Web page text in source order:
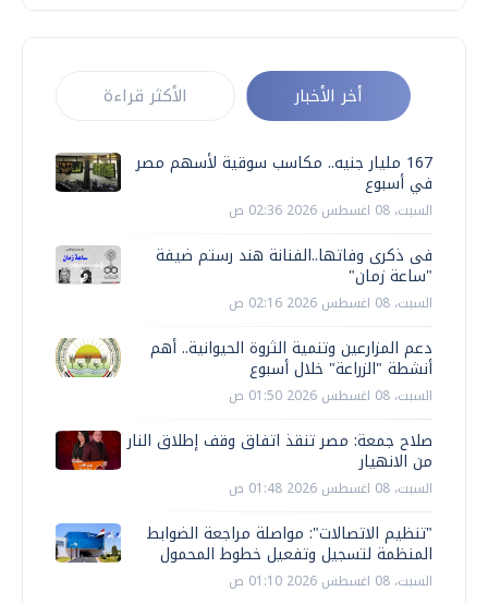
أخر الأخبار الأكثر قراءة
167 مليار جنيه.. مكاسب سوقية لأسهم مصر
في أسبوع
السبت، 08 اغسطس 2026 02:36 ص
فى ذكرى وفاتها..الفنانة هند رستم ضيفة
"ساعة زمان"
السبت، 08 اغسطس 2026 02:16 ص
دعم المزارعين وتنمية الثروة الحيوانية.. أهم
أنشطة "الزراعة" خلال أسبوع
السبت، 08 اغسطس 2026 01:50 ص
صلاح جمعة: مصر تنقذ اتفاق وقف إطلاق النار
من الانهيار
السبت، 08 اغسطس 2026 01:48 ص
"تنظيم الاتصالات": مواصلة مراجعة الضوابط
المنظمة لتسجيل وتفعيل خطوط المحمول
السبت، 08 اغسطس 2026 01:10 ص